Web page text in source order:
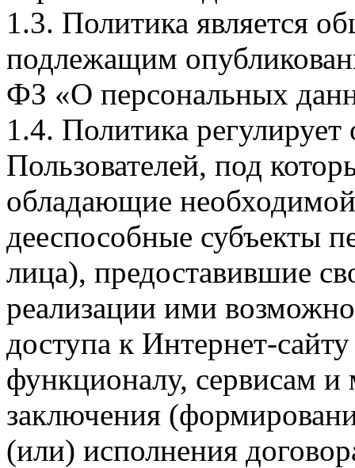
1.3. Политика является
подлежащим
ФЗ «О персональных
1.4. Политика
Пользователей, под
обладающие
дееспособные субъекты
лица), предоставившие
реализации ими
доступа к Интернет-
функционалу, сервисам и
заключения
(или) исполнения